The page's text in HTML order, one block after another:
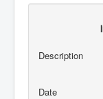
Description
Date